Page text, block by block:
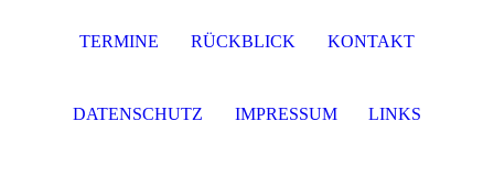
TERMINE RÜCKBLICK KONTAKT
DATENSCHUTZ IMPRESSUM LINKS